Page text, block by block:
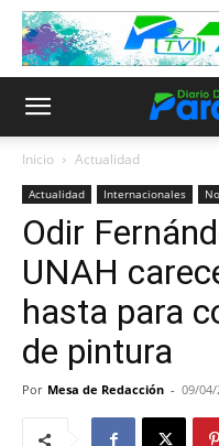
Inicio Actualidad
Actualidad Internacionales
Odir
UNAH
hasta para
de pintura
Por Mesa de Redacción - 09/04/